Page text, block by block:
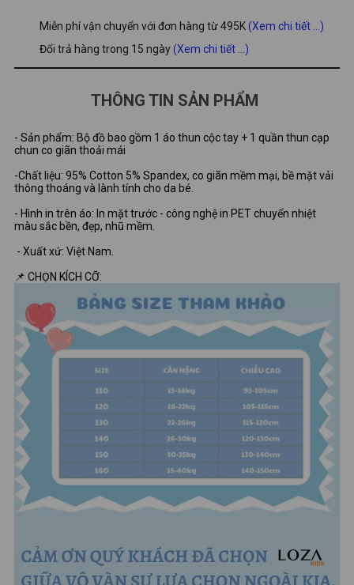
Miễn phí vận chuyển với đơn hàng từ 495K(Xem chi tiết ...)
Đổi trả hàng trong 15 ngày(Xem chi tiết ...)
THÔNG TIN SẢN PHẨM
- Sản phẩm: Bộ đồ bao gồm 1 áo thun cộc tay + 1 quần thun cạp
chun co giãn thoải mái
-Chất liệu: 95% Cotton 5% Spandex, co giãn mềm mại, bề mặt vải
thông thoáng và lành tính cho da bé.
- Hình in trên áo: In mặt trước - công nghệ in PET chuyển nhiệt
màu sắc bền, đẹp, nhũ mềm.
- Xuất xứ: Việt Nam.
📌 CHỌN KÍCH CỠ: